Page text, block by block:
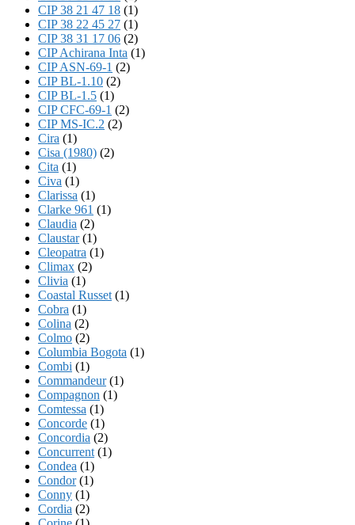
CIP 38 21 47 18 (1)
CIP 38 22 45 27 (1)
CIP 38 31 17 06 (2)
CIP Achirana Inta (1)
CIP ASN-69-1 (2)
CIP BL-1.10 (2)
CIP BL-1.5 (1)
CIP CFC-69-1 (2)
CIP MS-IC.2 (2)
Cira (1)
Cisa (1980) (2)
Cita (1)
Civa (1)
Clarissa (1)
Clarke 961 (1)
Claudia (2)
Claustar(1)
Cleopatra (1)
Climax (2)
Clivia (1)
Coastal Russet (1)
Cobra (1)
Colina (2)
Colmo (2)
Columbia Bogota (1)
Combi (1)
Commandeur(1)
Compagnon (1)
Comtessa (1)
Concorde (1)
Concordia (2)
Concurrent (1)
Condea (1)
Condor(1)
Conny (1)
Cordia (2)